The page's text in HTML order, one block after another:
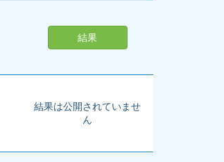
結果
結果は公開されていませ
ん